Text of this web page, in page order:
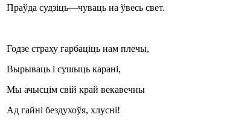
Праўда судзіць—чуваць на ўвесь свет.
Годзе страху гарбаціць нам плечы,
Вырываць і сушыць карані,
Мы ачысцім свій край векавечны
Ад гайні бездухоўя, хлусні!